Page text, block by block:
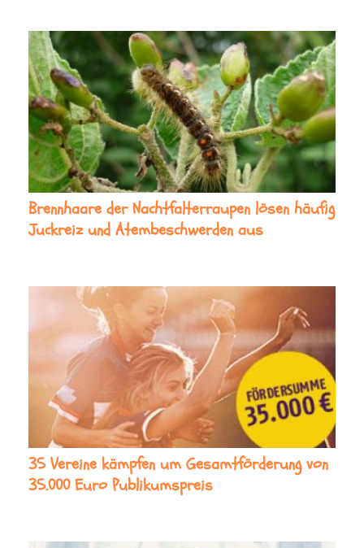
Brennhaare der Nachtfalterraupen lösen häufig
Juckreiz und Atembeschwerden aus
35 Vereine kämpfen um Gesamtförderung von
35.000 Euro Publikumspreis